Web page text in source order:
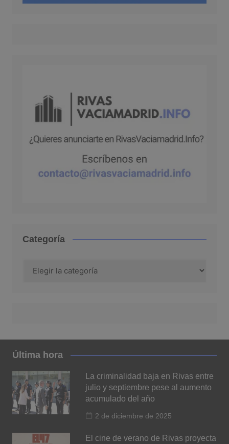
Categoría
Última hora
La criminalidad baja en Rivas entre
julio y septiembre pese al aumento
acumulado del año
2 de diciembre de 2025
El cine de verano de Rivas proyecta